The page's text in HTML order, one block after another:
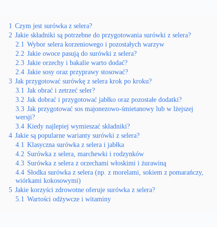
1 Czym jest surówka z selera?
2 Jakie składniki są potrzebne do przygotowania surówki z selera?
2.1 Wybor selera korzeniowego i pozostałych warzyw
2.2 Jakie owoce pasują do surówki z selera?
2.3 Jakie orzechy i bakalie warto dodać?
2.4 Jakie sosy oraz przyprawy stosować?
3 Jak przygotować surówkę z selera krok po kroku?
3.1 Jak obrać i zetrzeć seler?
3.2 Jak dobrać i przygotować jabłko oraz pozostałe dodatki?
3.3 Jak przygotować sos majonezowo-śmietanowy lub w lżejszej
wersji?
3.4 Kiedy najlepiej wymieszać składniki?
4 Jakie są popularne warianty surówki z selera?
4.1 Klasyczna surówka z selera i jabłka
4.2 Surówka z selera, marchewki i rodzynków
4.3 Surówka z selera z orzechami włoskimi i żurawiną
4.4 Słodka surówka z selera (np. z morelami, sokiem z pomarańczy,
wiórkami kokosowymi)
5 Jakie korzyści zdrowotne oferuje surówka z selera?
5.1 Wartości odżywcze i witaminy